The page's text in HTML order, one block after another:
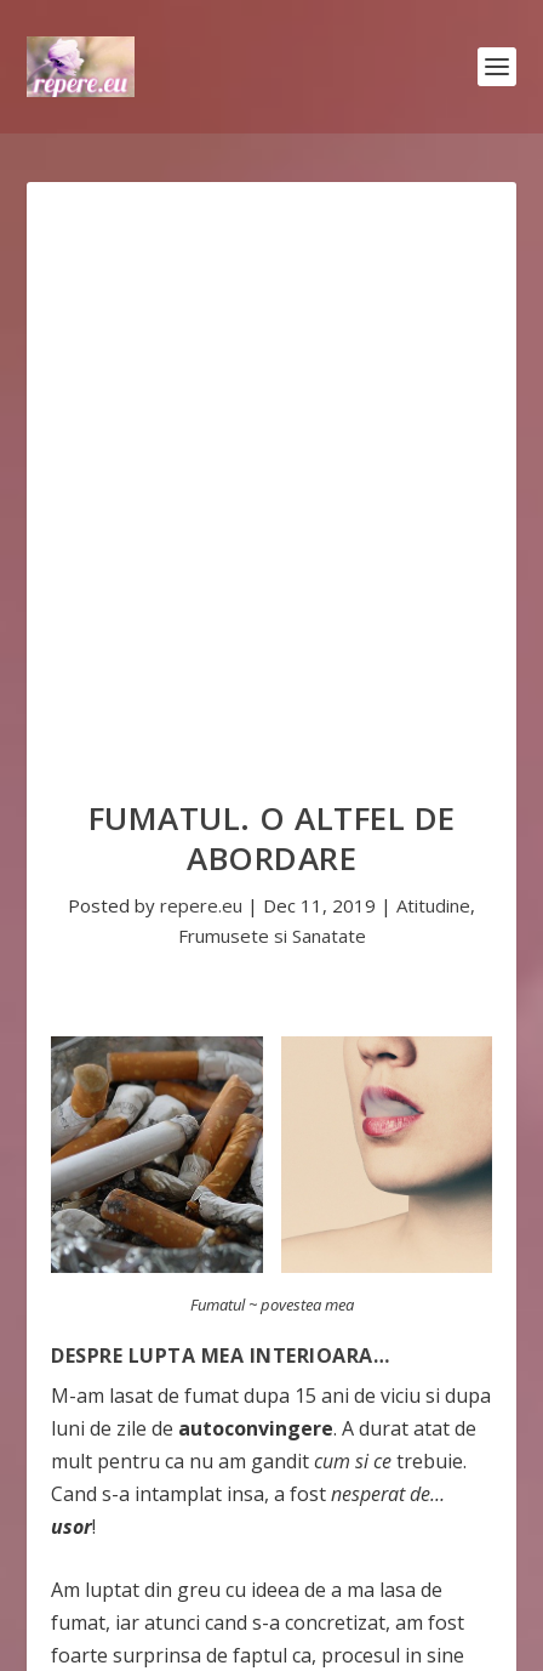
FUMATUL. O ALTFEL DE
ABORDARE
Posted by repere.eu | Dec 11, 2019 | Atitudine,
Frumusete si Sanatate
Fumatul ~ povestea mea
DESPRE LUPTA MEA INTERIOARA…
M-am lasat de fumat dupa 15 ani de viciu si dupa
luni de zile de autoconvingere. A durat atat de
mult pentru ca nu am ganditcum si cetrebuie.
Cand s-a intamplat insa, a fostnesperatde…
usor!
Am luptat din greu cu ideea de a ma lasa de
fumat, iar atunci cand s-a concretizat, am fost
foarte surprinsa de faptul ca, procesul in sine